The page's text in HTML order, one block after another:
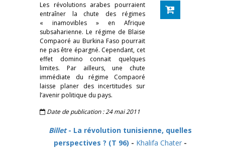
Les révolutions arabes pourraient
entraîner la chute des régimes
« inamovibles » en Afrique
subsaharienne. Le régime de Blaise
Compaoré au Burkina Faso pourrait
ne pas être épargné. Cependant, cet
effet domino connait quelques
limites. Par ailleurs, une chute
immédiate du régime Compaoré
laisse planer des incertitudes sur
l’avenir politique du pays.
Date de publication : 24 mai 2011
Billet- La révolution tunisienne, quelles
perspectives ? (T 96) - Khalifa Chater-